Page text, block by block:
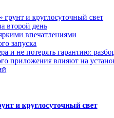
и круглосуточный свет
второй день
впечатлениями
запуска
и не потерять гарантию:
приложения влияют на
и круглосуточный свет